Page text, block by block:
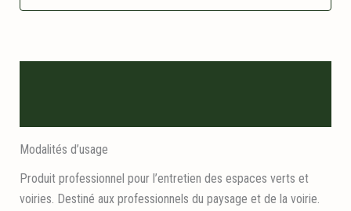
Modalités d’usage
Produit professionnel pour l’entretien des espaces verts et
voiries. Destiné aux professionnels du paysage et de la voirie.